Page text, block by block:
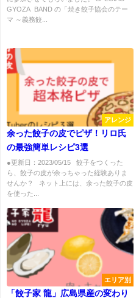
GYOZA BAND の「焼き餃子協会のテー
マ ～義務餃...
アレンジ
余った餃子の皮でピザ！リロ氏
の最強簡単レシピ3選
●更新日：2023/05/15 餃子をつくった
ら、餃子の皮が余っちゃった経験ありま
せんか？ ネット上には、余った餃子の皮
を使った...
エリア別
「餃子家 龍」広島県産の変わり